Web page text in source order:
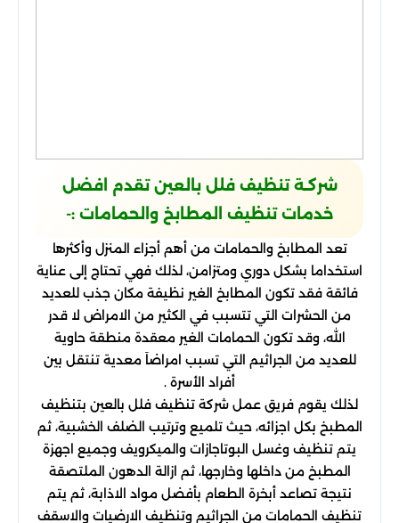
شركـة تنظيف فلل بالعين تقدم افضل
خدمات تنظيف المطابخ والحمامات :-
تعد المطابخ والحمامات من أهم أجزاء المنزل وأكثرها
استخداما بشكل دوري ومتزامن، لذلك فهي تحتاج إلى عناية
فائقة فقد تكون المطابخ الغير نظيفة مكان جذب للعديد
من الحشرات التي تتسبب في الكثير من الامراض لا قدر
الله، وقد تكون الحمامات الغير معقدة منطقة حاوية
للعديد من الجراثيم التي تسبب امراضاَ معدية تنتقل بين
أفراد الأسرة .
لذلك يقوم فريق عمل شركة تنظيف فلل بالعين بتنظيف
المطبخ بكل اجزائه، حيث تلميع وترتيب الضلف الخشبية، ثم
يتم تنظيف وغسل البوتاجازات والميكرويف وجميع اجهزة
المطبخ من داخلها وخارجها، ثم ازالة الدهون الملتصقة
نتيجة تصاعد أبخرة الطعام بأفضل مواد الاذابة، ثم يتم
تنظيف الحمامات من الجراثيم وتنظيف الارضيات والاسقف